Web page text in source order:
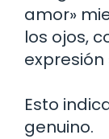
amor»
los ojos,
expresión
Esto
genuino.